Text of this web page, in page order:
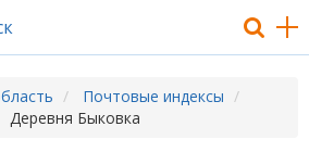
Почтовые индексы
Деревня Быковка